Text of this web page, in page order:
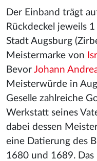
Der Einband trägt
Rückdeckel jeweils
Stadt Augsburg
Meistermarke von
Bevor Johann
Meisterwürde in
Geselle zahlreiche
Werkstatt seines
dabei dessen
eine Datierung des
1680 und 1689. Das